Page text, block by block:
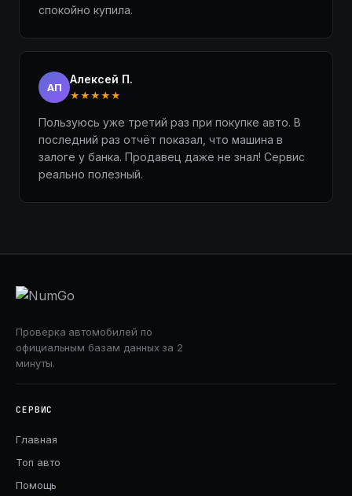
спокойно купила.
АП
Алексей П.
★★★★★
Пользуюсь уже третий раз при покупке авто. В
последний раз отчёт показал, что машина в
залоге у банка. Продавец даже не знал! Сервис
реально полезный.
Проверка автомобилей по
официальным базам данных за 2
минуты.
СЕРВИС
Главная
Топ авто
Помощь